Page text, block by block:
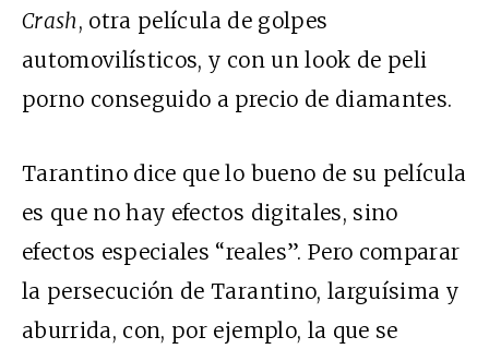
Crash, otra película de golpes
automovilísticos, y con un look de peli
porno conseguido a precio de diamantes.
Tarantino dice que lo bueno de su película
es que no hay efectos digitales, sino
efectos especiales “reales”. Pero comparar
la persecución de Tarantino, larguísima y
aburrida, con, por ejemplo, la que se